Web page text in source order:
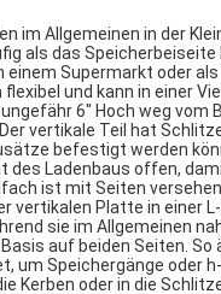
im Allgemeinen in der
als das Speicherbeiseite
einem Supermarkt oder
und kann in einer
6" Hoch weg vom
vertikale Teil hat
befestigt werden
Ladenbaus offen,
ist mit Seiten
vertikalen Platte in einer
sie im Allgemeinen
auf beiden Seiten.
um Speichergänge oder
Kerben oder in die